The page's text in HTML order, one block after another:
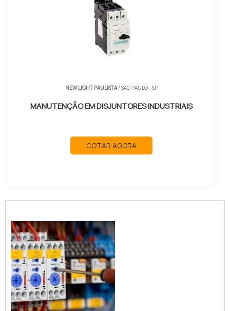
NEW LIGHT PAULISTA/ SÃO PAULO - SP
MANUTENÇÃO EM DISJUNTORES INDUSTRIAIS
COTAR AGORA